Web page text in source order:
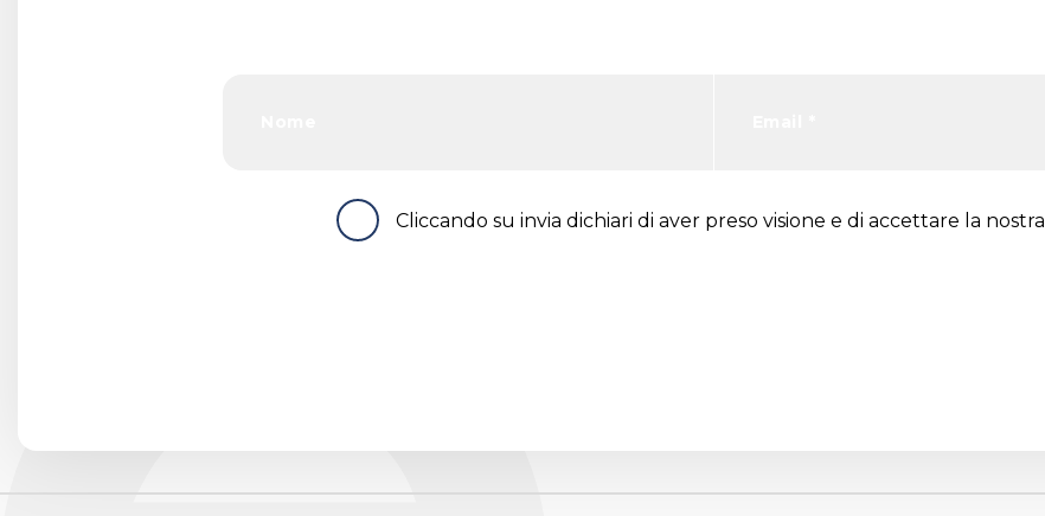
Cliccando su invia dichiari di aver preso visione e di accettare la nostra